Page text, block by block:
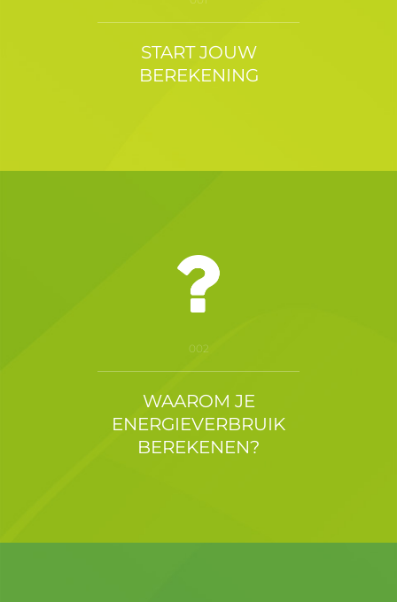
START JOUW
BEREKENING
002
WAAROM JE
ENERGIEVERBRUIK
BEREKENEN?